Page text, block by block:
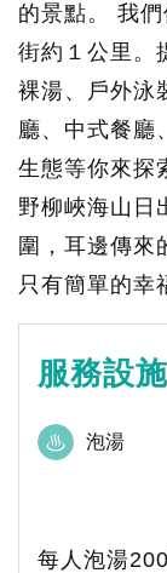
的景點。 我
街約１公里。
裸湯、戶外泳
廳、中式餐廳
生態等你來探
野柳峽海山日
圍，耳邊傳來
只有簡單的幸
服務設施
泡湯
每人泡湯